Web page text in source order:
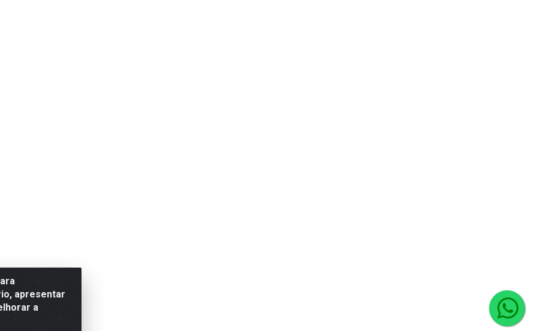
apresentar
a